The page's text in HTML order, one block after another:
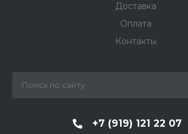
Доставка
Оплата
Контакты
+7 (919) 121 22 07